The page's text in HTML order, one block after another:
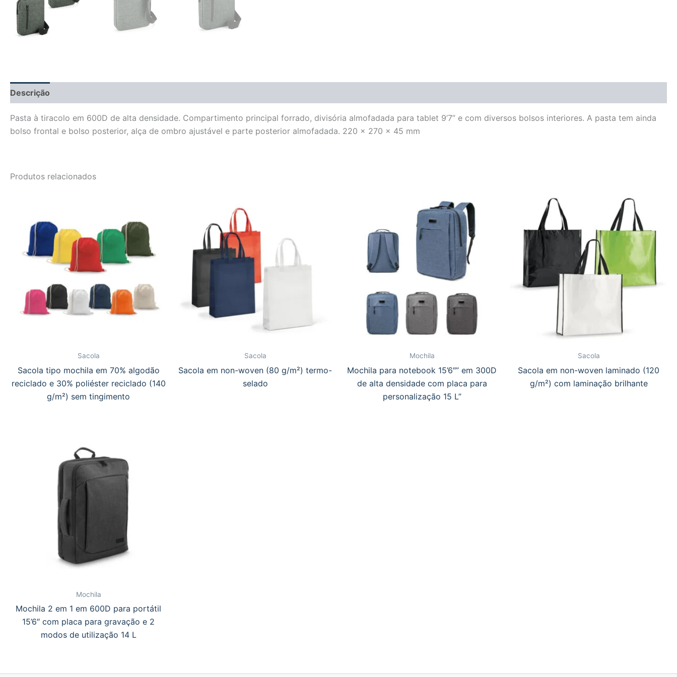
Descrição
Pasta à tiracolo em 600D de alta densidade. Compartimento principal forrado, divisória almofadada para tablet 9’7” e com diversos bolsos interiores. A pasta tem ainda
bolso frontal e bolso posterior, alça de ombro ajustável e parte posterior almofadada. 220 x 270 x 45 mm
Produtos relacionados
Sacola
Sacola tipo mochila em 70% algodão
reciclado e 30% poliéster reciclado (140
g/m²) sem tingimento
Sacola
Sacola em non-woven (80 g/m²) termo-
selado
Mochila
Mochila para notebook 15’6″” em 300D
de alta densidade com placa para
personalização 15 L”
Sacola
Sacola em non-woven laminado (120
g/m²) com laminação brilhante
Mochila
Mochila 2 em 1 em 600D para portátil
15’6″ com placa para gravação e 2
modos de utilização 14 L